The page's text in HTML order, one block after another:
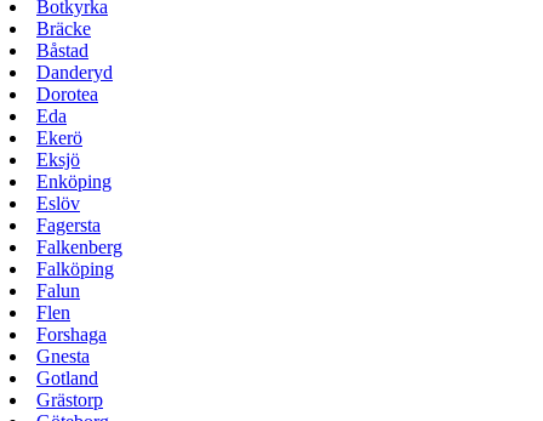
Botkyrka
Bräcke
Båstad
Danderyd
Dorotea
Eda
Ekerö
Eksjö
Enköping
Eslöv
Fagersta
Falkenberg
Falköping
Falun
Flen
Forshaga
Gnesta
Gotland
Grästorp